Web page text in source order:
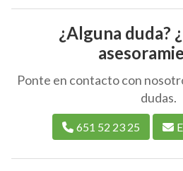
¿Alguna duda?
Ponte en contacto con
dudas.
651 52 23 25